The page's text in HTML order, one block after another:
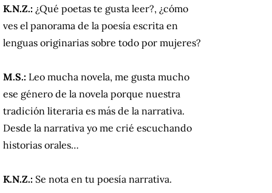
K.N.Z.: ¿Qué poetas te gusta leer?, ¿cómo
ves el panorama de la poesía escrita en
lenguas originarias sobre todo por mujeres?
M.S.: Leo mucha novela, me gusta mucho
ese género de la novela porque nuestra
tradición literaria es más de la narrativa.
Desde la narrativa yo me crié escuchando
historias orales…
K.N.Z.: Se nota en tu poesía narrativa.